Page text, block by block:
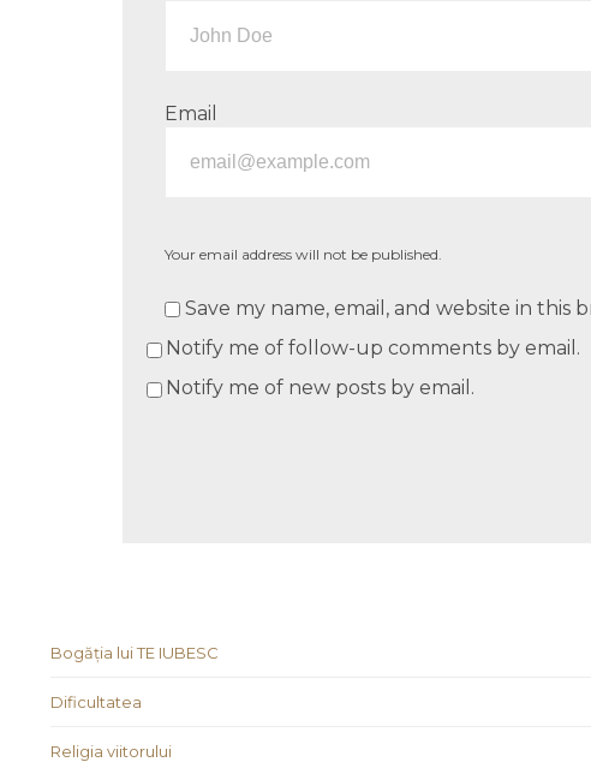
Email
Your email address will not be published.
Save my name, email, and website in
Notify me of follow-up comments by email.
Notify me of new posts by email.
Bogăția lui TE IUBESC
Dificultatea
Religia viitorului